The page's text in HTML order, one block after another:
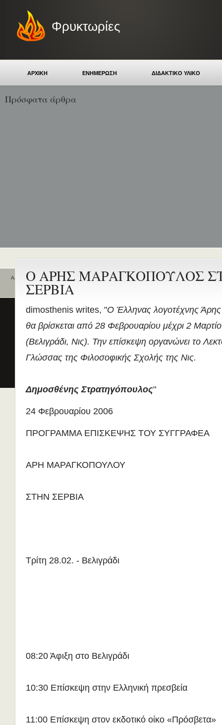
Φρυκτωρίες
ΑΡΧΙΚΗ ΕΝΗΜΕΡΩΣΗ ΔΙΔΑΚΤΙΚΟ ΥΛΙΚΟ
Πρόσφατα άρθρα
Ο ΑΡΗΣ ΜΑΡΑΓΚΟΠΟΥΛΟΣ
ΣΕΡΒΙΑ
dimosthenis writes, "Ο Έλληνας λογοτέχνης
θα βρίσκεται από 28 Φεβρουαρίου μέχρι 2
(Βελιγράδι, Νις). Την επίσκεψη οργανώνει το
Γλώσσας της Φιλοσοφικής Σχολής της Νις.
Δημοσθένης Στρατηγόπουλος"
24 Φεβρουαρίου 2006
ΠΡΟΓΡΑΜΜΑ ΕΠΙΣΚΕΨΗΣ ΤΟΥ ΣΥΓΓΡΑΦΕΑ
ΑΡΗ ΜΑΡΑΓΚΟΠΟΥΛΟΥ
ΣΤΗΝ ΣΕΡΒΙΑ
Τρίτη 28.02. - Βελιγράδι
08:20 Άφιξη στο Βελιγράδι
10:30 Επίσκεψη στην Ελληνική πρεσβεία
11:00 Επίσκεψη στον εκδοτικό οίκο «Πρόσβετα»
Αρχική
Ποιοι είναι εδώ
Είναι εδώ αυτή τη στιγμή0 χρήστες
Διδασκαλία της Ελληνικής ως
Δεύτερης/Ξένης Γλώσσας
(Εξ Αποστάσεως) από το Παν/
Λευκωσίας σε συνεργασία με
ΚΕΓ
Πρώτο Διεθνές Συνέδριο
Νεοελληνικών Σπουδών
περισσότερα